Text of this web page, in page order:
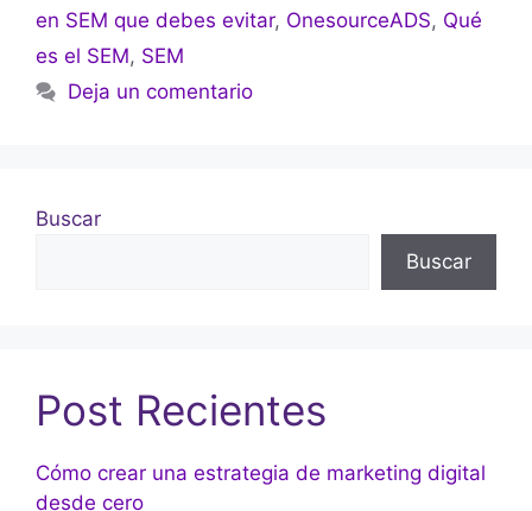
en SEM que debes evitar, OnesourceADS, Qué
es el SEM, SEM
Deja un comentario
Buscar
Buscar
Post Recientes
Cómo crear una estrategia de marketing digital
desde cero